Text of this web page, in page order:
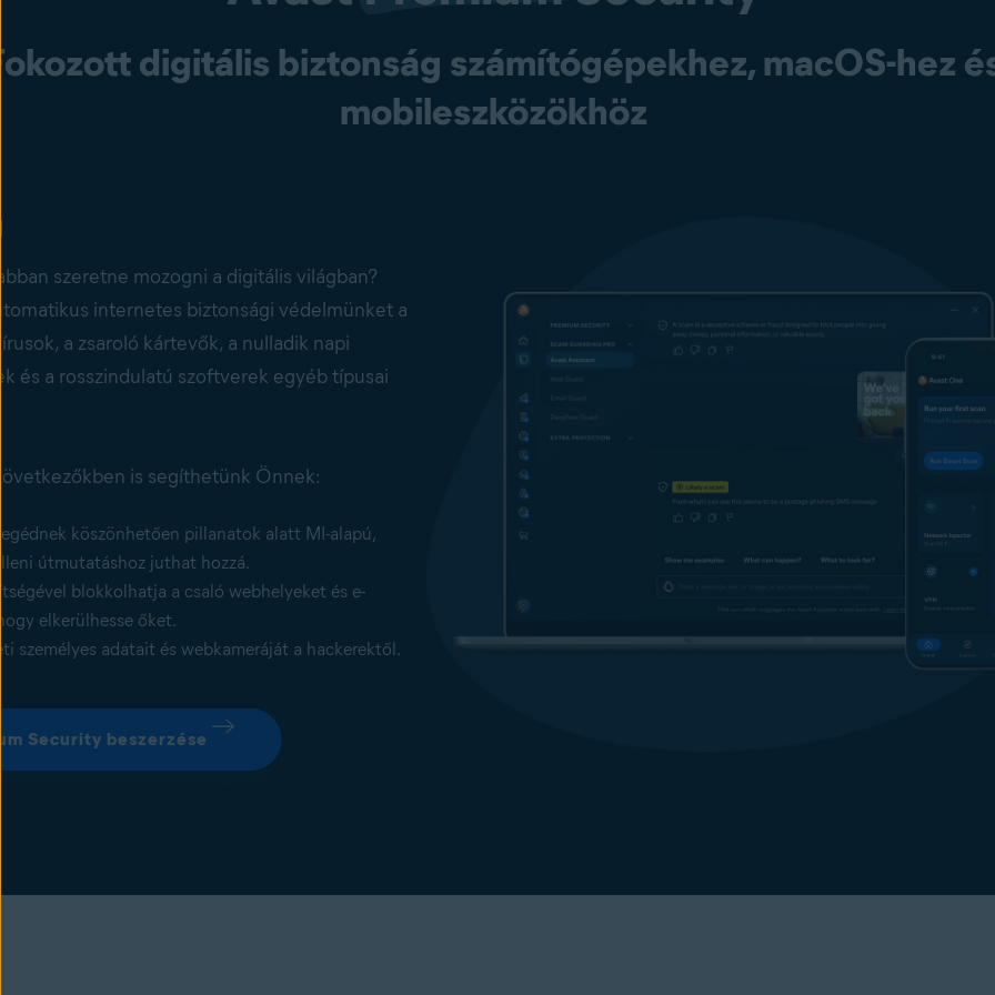
digitális biztonság számítógépekhez, macOS-hez
mobileszközökhöz
szeretne mozogni a digitális világban?
internetes biztonsági védelmünket a
a zsaroló kártevők, a nulladik napi
és a rosszindulatú szoftverek egyéb típusai
is segíthetünk Önnek:
köszönhetően pillanatok alatt MI-alapú,
útmutatáshoz juthat hozzá.
blokkolhatja a csaló webhelyeket és e-
elkerülhesse őket.
személyes adatait és webkameráját a hackerektől.
Security beszerzése